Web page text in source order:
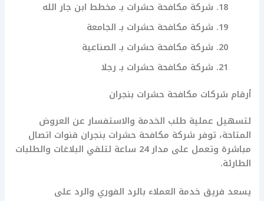
شركة مكافحة حشرات بـ مخطط ابن جار الله
شركة مكافحة حشرات بـ الجامعة
شركة مكافحة حشرات بـ الصناعية
شركة مكافحة حشرات بـ رجلا
أرقام شركات مكافحة حشرات بنجران
لتسهيل عملية طلب الخدمة والاستفسار عن العروض
المتاحة، توفر شركة مكافحة حشرات بنجران قنوات اتصال
مباشرة وتعمل على مدار 24 ساعة لتلقي البلاغات والطلبات
الطارئة.
يسعد فريق خدمة العملاء بالرد الفوري والرد على